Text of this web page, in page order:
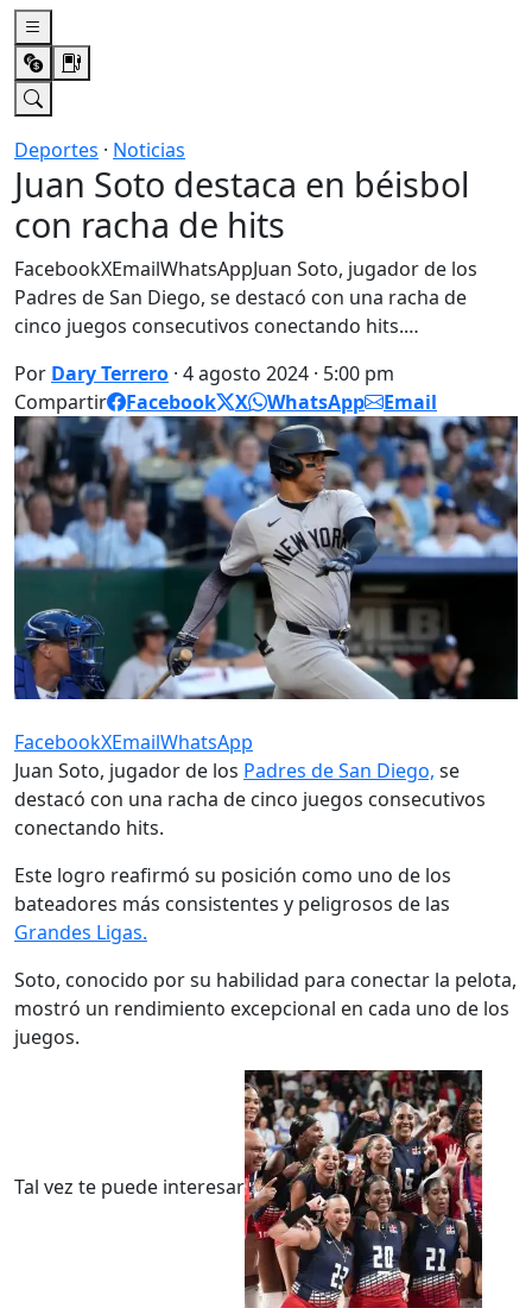
Deportes · Noticias
Juan Soto destaca en béisbol
con racha de hits
FacebookXEmailWhatsAppJuan Soto, jugador de los
Padres de San Diego, se destacó con una racha de
cinco juegos consecutivos conectando hits.…
Por Dary Terrero · 4 agosto 2024 · 5:00 pm
Compartir
Facebook X WhatsApp Email
FacebookXEmailWhatsApp
Juan Soto, jugador de los Padres de San Diego, se
destacó con una racha de cinco juegos consecutivos
conectando hits.
Este logro reafirmó su posición como uno de los
bateadores más consistentes y peligrosos de las
Grandes Ligas.
Soto, conocido por su habilidad para conectar la pelota,
mostró un rendimiento excepcional en cada uno de los
juegos.
Tal vez te puede interesar